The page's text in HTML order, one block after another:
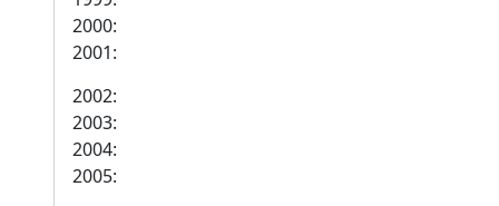
2000:
2001:
2002:
2003:
2004:
2005: